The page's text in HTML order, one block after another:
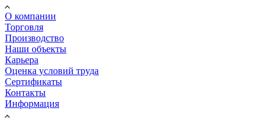
О компании
Торговля
Производство
Наши объекты
Карьера
Оценка условий труда
Сертификаты
Контакты
Информация